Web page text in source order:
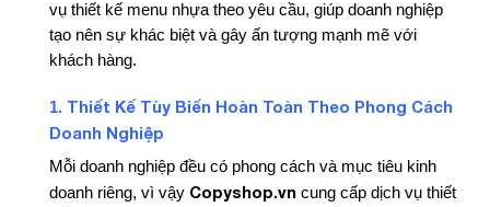
vụ thiết kế menu nhựa theo yêu cầu, giúp doanh nghiệp
tạo nên sự khác biệt và gây ấn tượng mạnh mẽ với
khách hàng.
1. Thiết Kế Tùy Biến Hoàn Toàn Theo Phong Cách
Doanh Nghiệp
Mỗi doanh nghiệp đều có phong cách và mục tiêu kinh
doanh riêng, vì vậy Copyshop.vn cung cấp dịch vụ thiết